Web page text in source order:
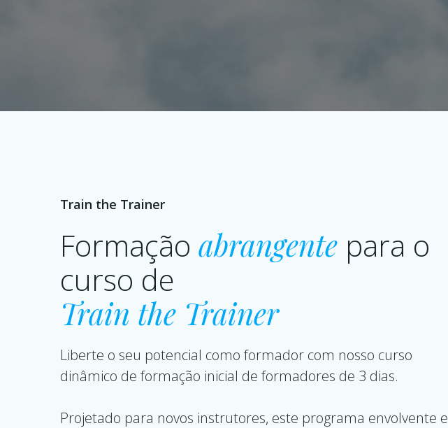
Train the Trainer
Formação abrangente para o
curso de
Train the Trainer
Liberte o seu potencial como formador com nosso curso
dinâmico de formação inicial de formadores de 3 dias.
Projetado para novos instrutores, este programa envolvente e